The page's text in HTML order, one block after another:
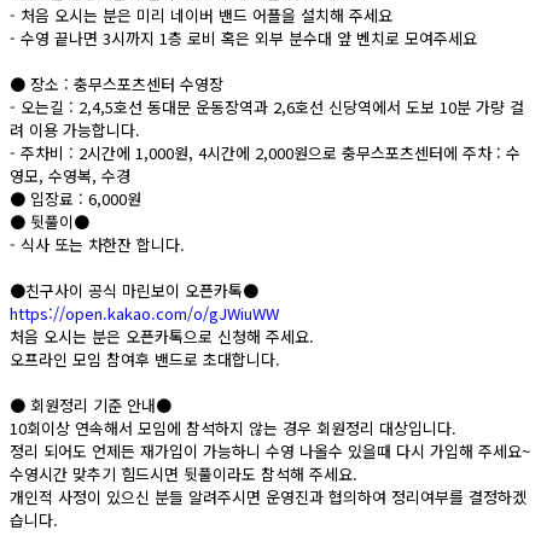
- 처음 오시는 분은 미리 네이버 밴드 어플을 설치해 주세요
- 수영 끝나면 3시까지 1층 로비 혹은 외부 분수대 앞 벤치로 모여주세요
● 장소 : 충무스포츠센터 수영장
- 오는길 : 2,4,5호선 동대문 운동장역과 2,6호선 신당역에서 도보 10분 가량 걸
려 이용 가능합니다.
- 주차비 : 2시간에 1,000원, 4시간에 2,000원으로 충무스포츠센터에 주차 : 수
영모, 수영복, 수경
● 입장료 : 6,000원
● 뒷풀이●
- 식사 또는 차한잔 합니다.
●친구사이 공식 마린보이 오픈카톡●
https://open.kakao.com/o/gJWiuWW
처음 오시는 분은 오픈카톡으로 신청해 주세요.
오프라인 모임 참여후 밴드로 초대합니다.
● 회원정리 기준 안내●
10회이상 연속해서 모임에 참석하지 않는 경우 회원정리 대상입니다.
정리 되어도 언제든 재가입이 가능하니 수영 나올수 있을때 다시 가입해 주세요~
수영시간 맞추기 힘드시면 뒷풀이라도 참석해 주세요.
개인적 사정이 있으신 분들 알려주시면 운영진과 협의하여 정리여부를 결정하겠
습니다.